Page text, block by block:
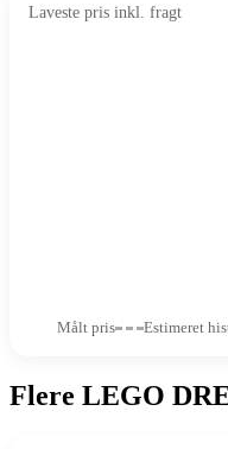
Laveste pris inkl. fragt
Målt pris Estimeret
Flere LEGO